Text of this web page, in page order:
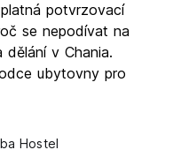
potvrzovací
se nepodívat na
v Chania.
ubytovny pro
Hostel